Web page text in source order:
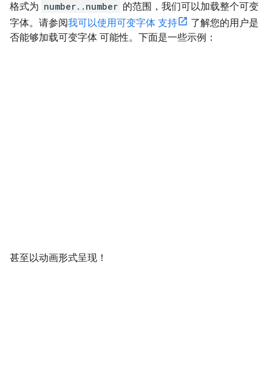
格式为 number..number 的范围，我们可以加载整个可变
字体。请参阅我可以使用可变字体 支持
了解您的用户是
否能够加载可变字体 可能性。下面是一些示例：
甚至以动画形式呈现！